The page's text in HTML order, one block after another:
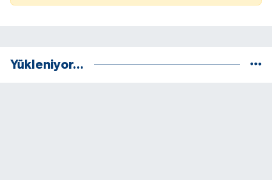
Yükleniyor...